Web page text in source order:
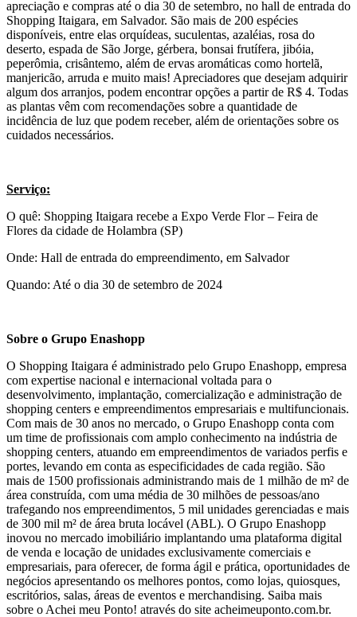
apreciação e compras até o dia 30 de setembro, no hall de entrada do
Shopping Itaigara, em Salvador. São mais de 200 espécies
disponíveis, entre elas orquídeas, suculentas, azaléias, rosa do
deserto, espada de São Jorge, gérbera, bonsai frutífera, jibóia,
peperômia, crisântemo, além de ervas aromáticas como hortelã,
manjericão, arruda e muito mais! Apreciadores que desejam adquirir
algum dos arranjos, podem encontrar opções a partir de R$ 4. Todas
as plantas vêm com recomendações sobre a quantidade de
incidência de luz que podem receber, além de orientações sobre os
cuidados necessários.
Serviço:
O quê: Shopping Itaigara recebe a Expo Verde Flor – Feira de
Flores da cidade de Holambra (SP)
Onde: Hall de entrada do empreendimento, em Salvador
Quando: Até o dia 30 de setembro de 2024
Sobre o Grupo Enashopp
O Shopping Itaigara é administrado pelo Grupo Enashopp, empresa
com expertise nacional e internacional voltada para o
desenvolvimento, implantação, comercialização e administração de
shopping centers e empreendimentos empresariais e multifuncionais.
Com mais de 30 anos no mercado, o Grupo Enashopp conta com
um time de profissionais com amplo conhecimento na indústria de
shopping centers, atuando em empreendimentos de variados perfis e
portes, levando em conta as especificidades de cada região. São
mais de 1500 profissionais administrando mais de 1 milhão de m² de
área construída, com uma média de 30 milhões de pessoas/ano
trafegando nos empreendimentos, 5 mil unidades gerenciadas e mais
de 300 mil m² de área bruta locável (ABL). O Grupo Enashopp
inovou no mercado imobiliário implantando uma plataforma digital
de venda e locação de unidades exclusivamente comerciais e
empresariais, para oferecer, de forma ágil e prática, oportunidades de
negócios apresentando os melhores pontos, como lojas, quiosques,
escritórios, salas, áreas de eventos e merchandising. Saiba mais
sobre o Achei meu Ponto! através do site acheimeuponto.com.br.